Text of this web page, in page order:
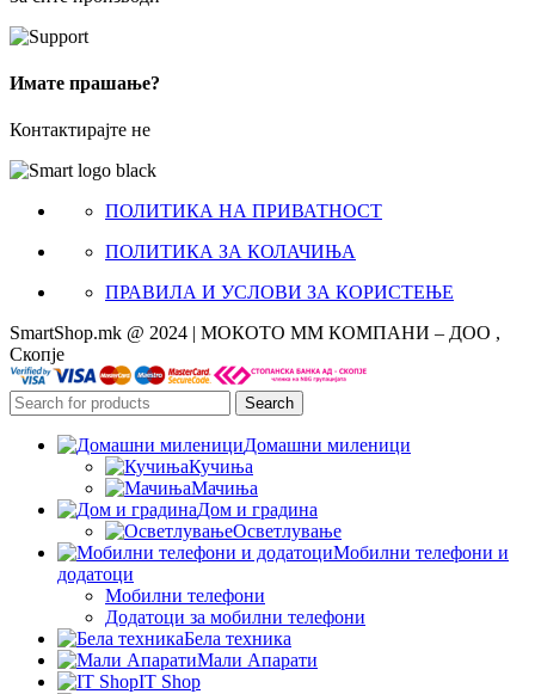
Имате прашање?
Контактирајте не
ПОЛИТИКА НА ПРИВАТНОСТ
ПОЛИТИКА ЗА КОЛАЧИЊА
ПРАВИЛА И УСЛОВИ ЗА КОРИСТЕЊЕ
SmartShop.mk @ 2024 | МОКОТО ММ КОМПАНИ – ДОО ,
Скопје
Search
Домашни миленици
Кучиња
Мачиња
Дом и градина
Осветлување
Мобилни телефони и
додатоци
Мобилни телефони
Додатоци за мобилни телефони
Бела техника
Мали Апарати
IT Shop